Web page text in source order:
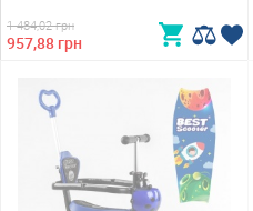
1 484,02 грн
957,88 грн